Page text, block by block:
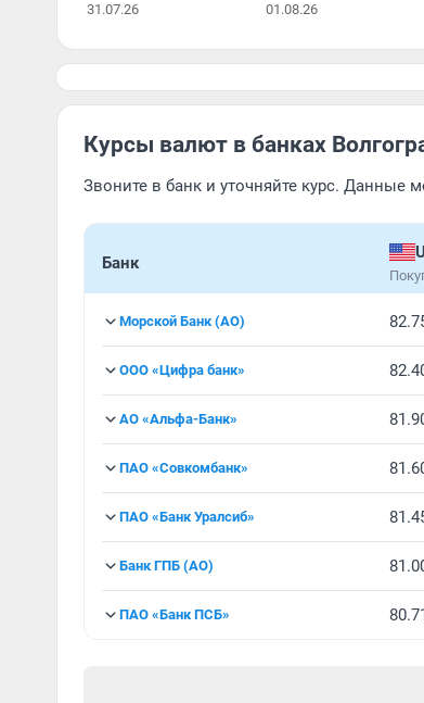
Курсы валют в банках
Звоните в банк и уточняйте курс. Данные
Банк
Морской Банк (АО)
ООО «Цифра банк»
АО «Альфа-Банк»
ПАО «Совкомбанк»
ПАО «Банк Уралсиб»
Банк ГПБ (АО)
ПАО «Банк ПСБ»